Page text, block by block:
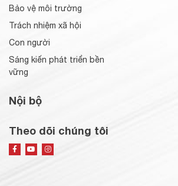
Bảo vệ môi trường
Trách nhiệm xã hội
Con người
Sáng kiến phát triển bền
vững
Nội bộ
Theo dõi chúng tôi